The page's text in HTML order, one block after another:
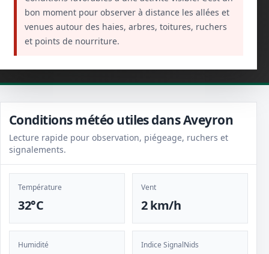
bon moment pour observer à distance les allées et
venues autour des haies, arbres, toitures, ruchers
et points de nourriture.
Conditions météo utiles dans Aveyron
Lecture rapide pour observation, piégeage, ruchers et
signalements.
Température
32°C
Vent
2 km/h
Humidité Indice SignalNids